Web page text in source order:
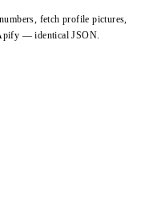
fetch profile pictures,
— identical JSON.